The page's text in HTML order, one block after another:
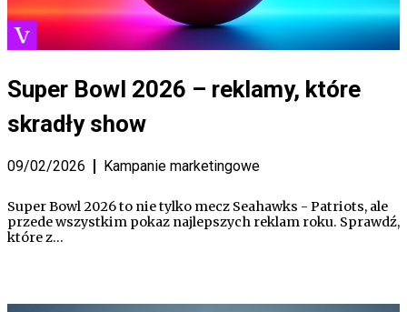
Super Bowl 2026 – reklamy, które
skradły show
09/02/2026 Kampanie marketingowe
Super Bowl 2026 to nie tylko mecz Seahawks - Patriots, ale
przede wszystkim pokaz najlepszych reklam roku. Sprawdź,
które z…